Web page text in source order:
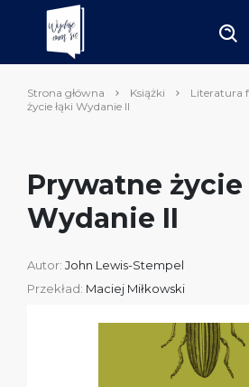
Strona główna Książki Literatura
życie łąki Wydanie II
Prywatne życie
Wydanie II
Autor: John Lewis-Stempel
Przekład: Maciej Miłkowski